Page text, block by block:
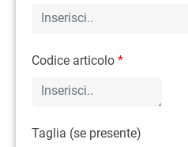
Codice articolo *
Taglia (se presente)